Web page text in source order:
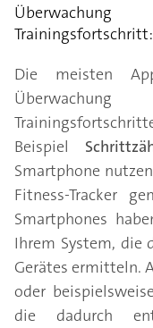
Trainingsfortschritt:
Die meisten
Beispiel
Smartphone
Fitness-Tracker
Smartphones
Ihrem System, die
Gerätes ermitteln.
oder
die dadurch